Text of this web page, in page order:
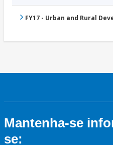
FY17 - Urban and Rural
Mantenha-se
se: